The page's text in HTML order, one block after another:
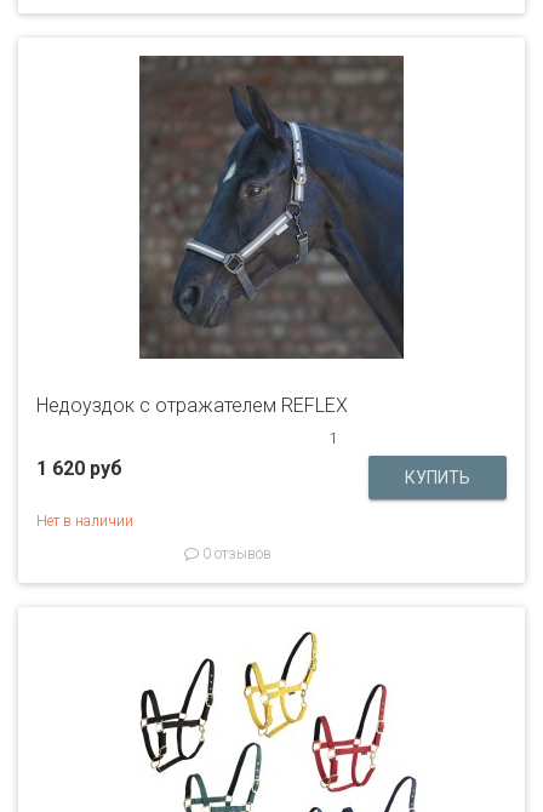
Недоуздок с отражателем REFLEX
1
1 620 руб
Нет в наличии
0 отзывов